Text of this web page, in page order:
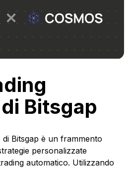
Bitsgap
Bitsgap è un frammento
personalizzate
automatico. Utilizzando